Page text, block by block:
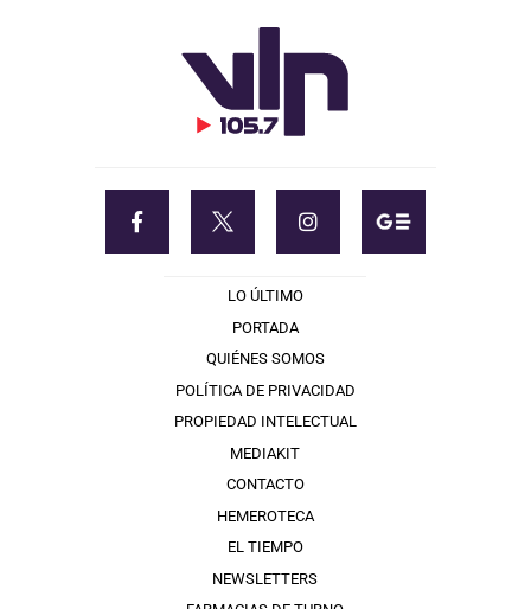
LO ÚLTIMO
PORTADA
QUIÉNES SOMOS
POLÍTICA DE PRIVACIDAD
PROPIEDAD INTELECTUAL
MEDIAKIT
CONTACTO
HEMEROTECA
EL TIEMPO
NEWSLETTERS